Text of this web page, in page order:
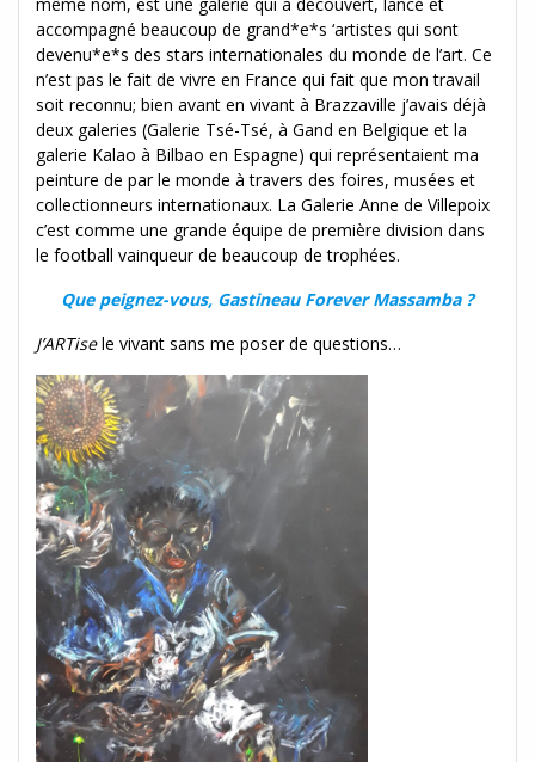
accompagné beaucoup de grand*e*s ‘artistes qui sont
devenu*e*s des stars internationales du monde de l’art. Ce
n’est pas le fait de vivre en France qui fait que mon travail
soit reconnu; bien avant en vivant à Brazzaville j’avais déjà
deux galeries (Galerie Tsé-Tsé, à Gand en Belgique et la
galerie Kalao à Bilbao en Espagne) qui représentaient ma
peinture de par le monde à travers des foires, musées et
collectionneurs internationaux. La Galerie Anne de Villepoix
c’est comme une grande équipe de première division dans
le football vainqueur de beaucoup de trophées.
Que peignez-vous, Gastineau Forever Massamba ?
J’ARTisele vivant sans me poser de questions…